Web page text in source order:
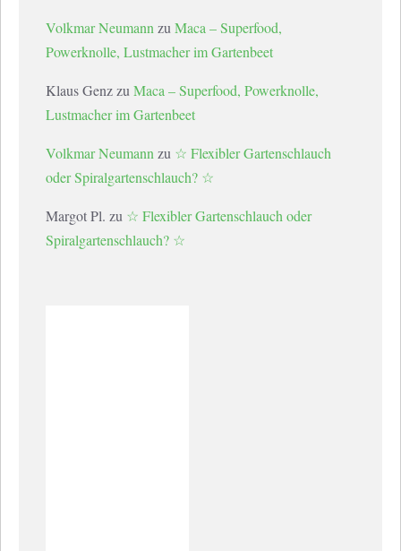
Volkmar Neumann zu Maca – Superfood,
Powerknolle, Lustmacher im Gartenbeet
Klaus Genz zu Maca – Superfood, Powerknolle,
Lustmacher im Gartenbeet
Volkmar Neumann zu ☆ Flexibler Gartenschlauch
oder Spiralgartenschlauch? ☆
Margot Pl. zu ☆ Flexibler Gartenschlauch oder
Spiralgartenschlauch? ☆